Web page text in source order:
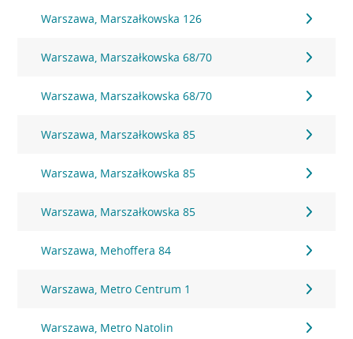
Warszawa, Marszałkowska 126
Warszawa, Marszałkowska 68/70
Warszawa, Marszałkowska 68/70
Warszawa, Marszałkowska 85
Warszawa, Marszałkowska 85
Warszawa, Marszałkowska 85
Warszawa, Mehoffera 84
Warszawa, Metro Centrum 1
Warszawa, Metro Natolin